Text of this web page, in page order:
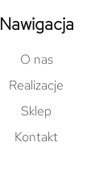
Nawigacja
O nas
Realizacje
Sklep
Kontakt